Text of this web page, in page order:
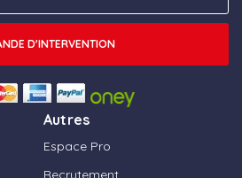
Autres
Espace Pro
Recrutement
D'INTERVENTION